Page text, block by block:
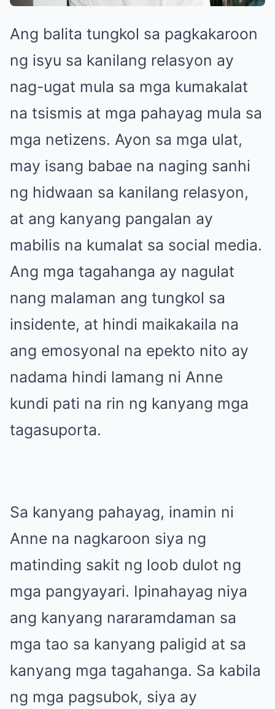
Ang balita tungkol sa pagkakaroon
ng isyu sa kanilang relasyon ay
nag-ugat mula sa mga kumakalat
na tsismis at mga pahayag mula sa
mga netizens. Ayon sa mga ulat,
may isang babae na naging sanhi
ng hidwaan sa kanilang relasyon,
at ang kanyang pangalan ay
mabilis na kumalat sa social media.
Ang mga tagahanga ay nagulat
nang malaman ang tungkol sa
insidente, at hindi maikakaila na
ang emosyonal na epekto nito ay
nadama hindi lamang ni Anne
kundi pati na rin ng kanyang mga
tagasuporta.
Sa kanyang pahayag, inamin ni
Anne na nagkaroon siya ng
matinding sakit ng loob dulot ng
mga pangyayari. Ipinahayag niya
ang kanyang nararamdaman sa
mga tao sa kanyang paligid at sa
kanyang mga tagahanga. Sa kabila
ng mga pagsubok, siya ay